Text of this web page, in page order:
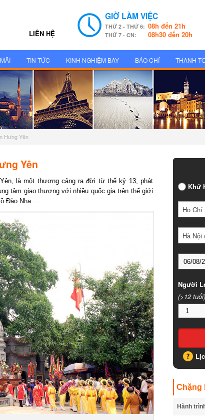
LIÊN HỆ
GIỜ LÀM VIỆC
THỨ 2 - THỨ 6:08h đến 21h
THỨ 7 - CN: 08h30 đến 20h
TIN TỨC KINH NGHIỆM BAY BÁO CHÍ THANH
Hưng Yên
Yên
là một thương cảng ra đời từ thế kỷ 13, phát
tâm giao thương với nhiều quốc gia trên thế giới
Đào Nha….
Khứ
Hồ Chí
Hà Nội
Người
(>12 tuổi)
Chặng
Hành trình*